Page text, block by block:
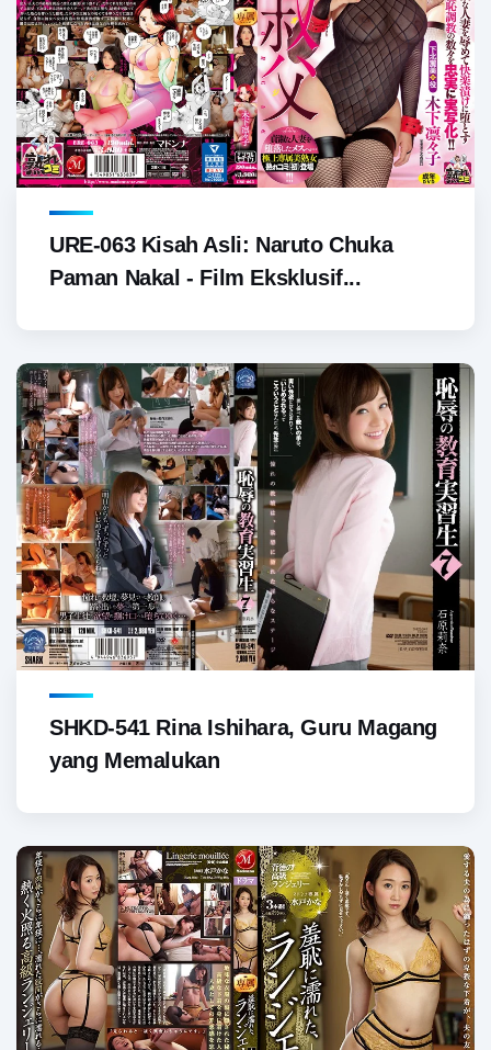
URE-063 Kisah Asli: Naruto Chuka
Paman Nakal - Film Eksklusif...
SHKD-541 Rina Ishihara, Guru Magang
yang Memalukan